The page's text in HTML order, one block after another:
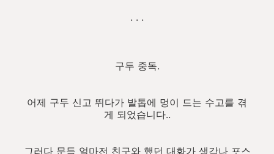
. . .
구두 중독.
어제 구두 신고 뛰다가 발톱에 멍이 드는 수고를 겪
게 되었습니다..
그러다 문득 얼마전 친구와 했던 대화가 생각나 포스